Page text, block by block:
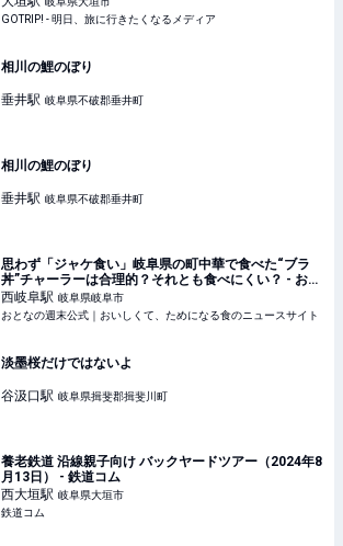
GOTRIP! - 明日、旅に行きたくなるメディア
相川の鯉のぼり
垂井駅 岐阜県不破郡垂井町
相川の鯉のぼり
垂井駅 岐阜県不破郡垂井町
思わず「ジャケ食い」岐阜県の町中華で食べた“ブラ
丼”チャーラーは合理的？それとも食べにくい？ - おと
なの週末公式｜おいしくて、ためになる食のニュース
サイト
西岐阜駅 岐阜県岐阜市
おとなの週末公式｜おいしくて、ためになる食のニュースサイト
淡墨桜だけではないよ
谷汲口駅 岐阜県揖斐郡揖斐川町
養老鉄道 沿線親子向け バックヤードツアー（2024年8
月13日） - 鉄道コム
西大垣駅 岐阜県大垣市
鉄道コム